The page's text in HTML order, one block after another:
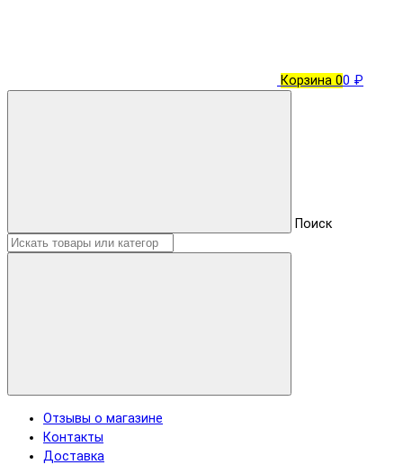
Корзина 00 ₽
Поиск
Отзывы о магазине
Контакты
Доставка